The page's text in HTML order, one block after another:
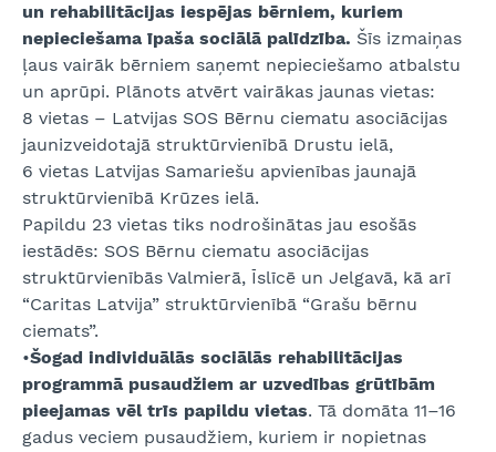
un rehabilitācijas iespējas bērniem, kuriem
nepieciešama īpaša sociālā palīdzība. Šīs izmaiņas
ļaus vairāk bērniem saņemt nepieciešamo atbalstu
un aprūpi. Plānots atvērt vairākas jaunas vietas:
8 vietas – Latvijas SOS Bērnu ciematu asociācijas
jaunizveidotajā struktūrvienībā Drustu ielā,
6 vietas Latvijas Samariešu apvienības jaunajā
struktūrvienībā Krūzes ielā.
Papildu 23 vietas tiks nodrošinātas jau esošās
iestādēs: SOS Bērnu ciematu asociācijas
struktūrvienībās Valmierā, Īslīcē un Jelgavā, kā arī
“Caritas Latvija” struktūrvienībā “Grašu bērnu
ciemats”.
•Šogad individuālās sociālās rehabilitācijas
programmā pusaudžiem ar uzvedības grūtībām
pieejamas vēl trīs papildu vietas. Tā domāta 11–16
gadus veciem pusaudžiem, kuriem ir nopietnas